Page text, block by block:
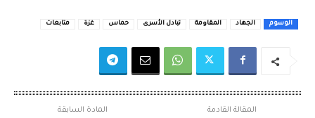
الوسوم الجهاد المقاومة تبادل الأسرى حماس غزة متابعات
المادة السابقة
المقالة القادمة